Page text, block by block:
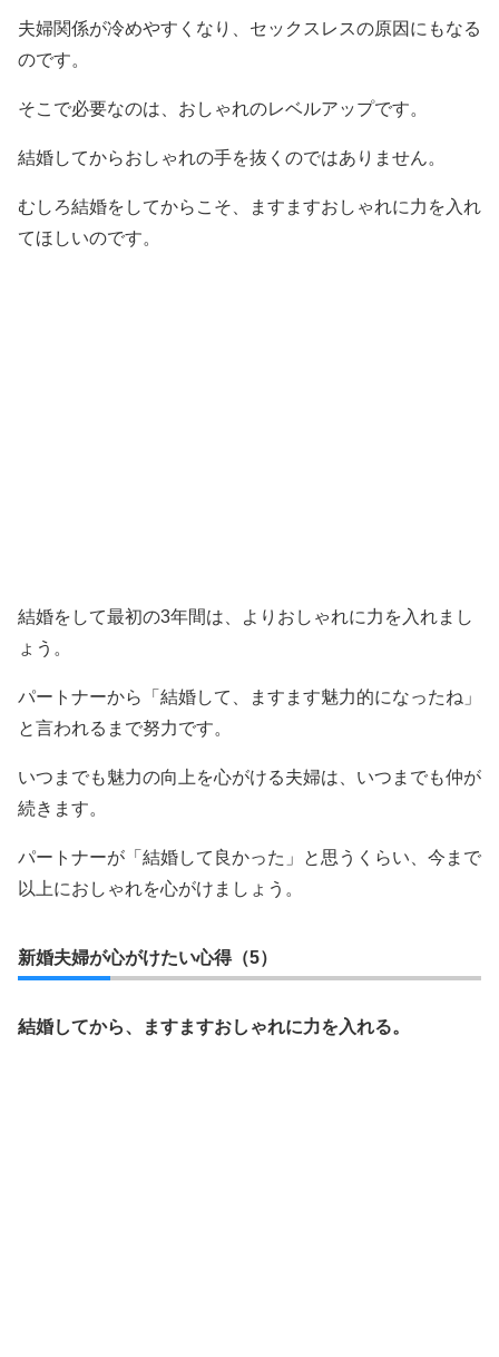
夫婦関係が冷めやすくなり、セックスレスの原因にもなる
のです。
そこで必要なのは、おしゃれのレベルアップです。
結婚してからおしゃれの手を抜くのではありません。
むしろ結婚をしてからこそ、ますますおしゃれに力を入れ
てほしいのです。
結婚をして最初の3年間は、よりおしゃれに力を入れまし
ょう。
パートナーから「結婚して、ますます魅力的になったね」
と言われるまで努力です。
いつまでも魅力の向上を心がける夫婦は、いつまでも仲が
続きます。
パートナーが「結婚して良かった」と思うくらい、今まで
以上におしゃれを心がけましょう。
新婚夫婦が心がけたい心得（5）
結婚してから、ますますおしゃれに力を入れる。